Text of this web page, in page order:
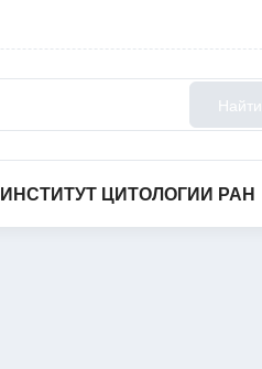
Найти
ИНСТИТУТ ЦИТОЛОГИИ РАН